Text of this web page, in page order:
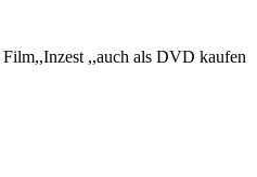
,,auch als DVD kaufen